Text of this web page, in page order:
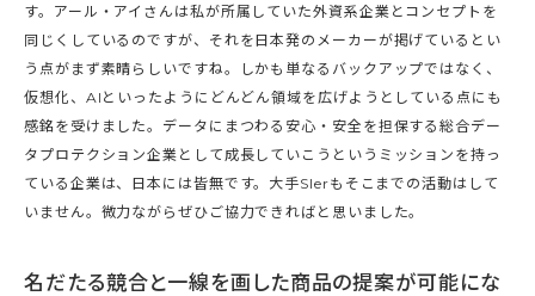
す。アール・アイさんは私が所属していた外資系企業とコンセプトを
同じくしているのですが、それを日本発のメーカーが掲げているとい
う点がまず素晴らしいですね。しかも単なるバックアップではなく、
仮想化、AIといったようにどんどん領域を広げようとしている点にも
感銘を受けました。データにまつわる安心・安全を担保する総合デー
タプロテクション企業として成長していこうというミッションを持っ
ている企業は、日本には皆無です。大手SIerもそこまでの活動はして
いません。微力ながらぜひご協力できればと思いました。
名だたる競合と一線を画した商品の提案が可能にな